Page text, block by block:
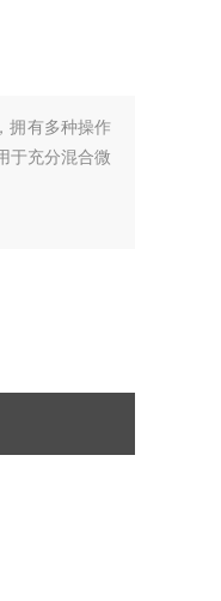
拥有多种操作
于充分混合微